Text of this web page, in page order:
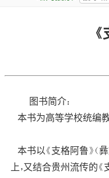
图书简介：
本书为高等学校统编
本书以《支格阿鲁》（
上，又结合贵州流传的